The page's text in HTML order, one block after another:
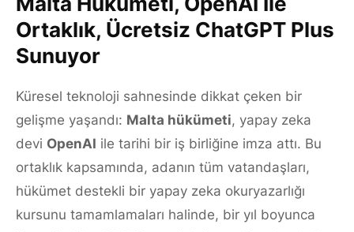
Ortaklık, Ücretsiz ChatGPT Plus
Sunuyor
Küresel teknoloji sahnesinde dikkat çeken bir
gelişme yaşandı: Malta hükümeti, yapay zeka
devi OpenAI ile tarihi bir iş birliğine imza attı. Bu
ortaklık kapsamında, adanın tüm vatandaşları,
hükümet destekli bir yapay zeka okuryazarlığı
kursunu tamamlamaları halinde, bir yıl boyunca